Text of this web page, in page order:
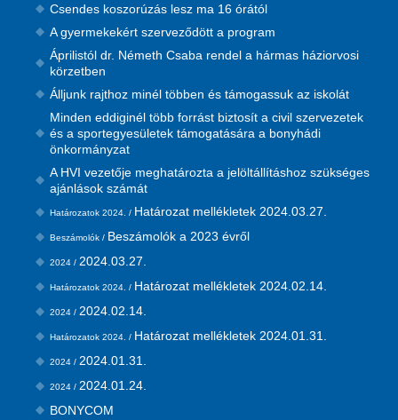
Csendes koszorúzás lesz ma 16 órától
A gyermekekért szerveződött a program
Áprilistól dr. Németh Csaba rendel a hármas háziorvosi
körzetben
Álljunk rajthoz minél többen és támogassuk az iskolát
Minden eddiginél több forrást biztosít a civil szervezetek
és a sportegyesületek támogatására a bonyhádi
önkormányzat
A HVI vezetője meghatározta a jelöltállításhoz szükséges
ajánlások számát
Határozatok 2024. / Határozat mellékletek 2024.03.27.
Beszámolók / Beszámolók a 2023 évről
2024 / 2024.03.27.
Határozatok 2024. / Határozat mellékletek 2024.02.14.
2024 / 2024.02.14.
Határozatok 2024. / Határozat mellékletek 2024.01.31.
2024 / 2024.01.31.
2024 / 2024.01.24.
BONYCOM